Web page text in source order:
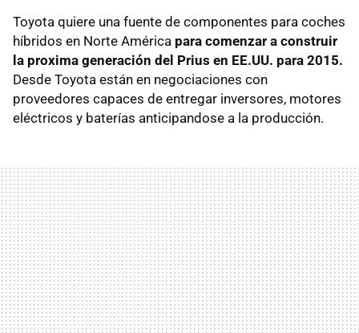
Toyota quiere una fuente de componentes para coches
híbridos en Norte América para comenzar a construir
la proxima generación del Prius en EE.UU. para 2015.
Desde Toyota están en negociaciones con
proveedores capaces de entregar inversores, motores
eléctricos y baterías anticipandose a la producción.